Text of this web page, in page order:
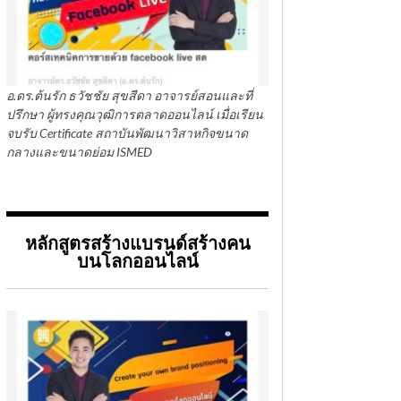
อ.ดร.ต้นรัก ธวัชชัย สุขสีดา อาจารย์สอนและที่
ปรึกษา ผู้ทรงคุณวุฒิการตลาดออนไลน์ เมื่อเรียน
จบรับ Certificate สถาบันพัฒนาวิสาหกิจขนาด
กลางและขนาดย่อม ISMED
หลักสูตรสร้างแบรนด์สร้างคน
บนโลกออนไลน์